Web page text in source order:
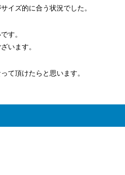
イズ的に合う状況でした。
す。
います。
て頂けたらと思います。